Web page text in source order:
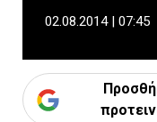
02.08.2014 | 07:45